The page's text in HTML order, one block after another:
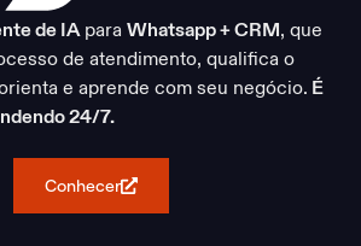
de IApara Whatsapp + CRM, que
de atendimento, qualifica o
e aprende com seu negócio. É
24/7.
Conhecer